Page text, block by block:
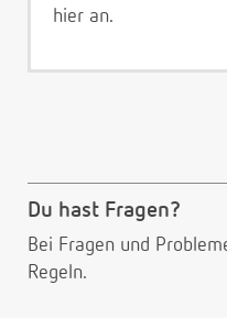
hier an.
Du hast Fragen?
Bei Fragen und
Regeln.